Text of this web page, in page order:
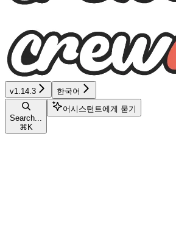
v1.14.3 한국어
Search...
⌘ K
어시스턴트에게 묻기